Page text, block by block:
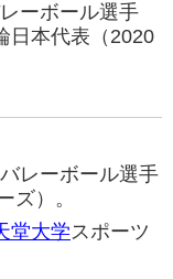
ーボール選手
日本代表（2020
レーボール選手
ズ）。
堂大学スポーツ